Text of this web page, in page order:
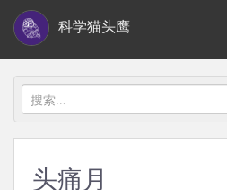
i
科学猫头鹰
搜
索：
头痛月